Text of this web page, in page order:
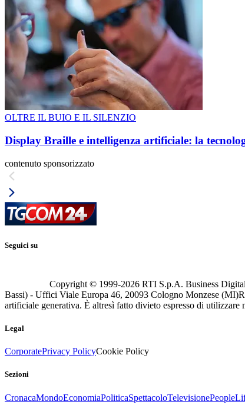
OLTRE IL BUIO E IL SILENZIO
Display Braille e intelligenza artificiale: la
contenuto sponsorizzato
Seguici su
Copyright © 1999-2026 RTI S.p.A. Business
Bassi) - Uffici Viale Europa 46, 20093 Cologno Monzese (MI)
artificiale generativa. È altresì fatto divieto espresso di utilizzare
Legal
CorporatePrivacy PolicyCookie Policy
Sezioni
CronacaMondoEconomiaPoliticaSpettacoloTelevisionePeople